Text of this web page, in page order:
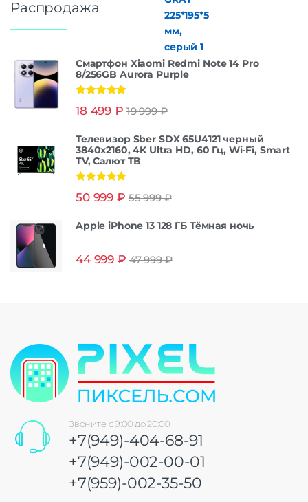
Распродажа
Смартфон Xiaomi Redmi Note 14 Pro
8/256GB Aurora Purple
из 5
18 499 ₽ 19 999₽
Телевизор Sber SDX 65U4121 черный
3840x2160, 4K Ultra HD, 60 Гц, Wi-Fi, Smart
TV, Салют ТВ
из 5
50 999 ₽ 55 999₽
Apple iPhone 13 128 ГБ Тёмная ночь
44 999 ₽ 47 999₽
Звоните с 9:00 до 20:00
+7(949)-404-68-91
+7(949)-002-00-01
+7(959)-002-35-50